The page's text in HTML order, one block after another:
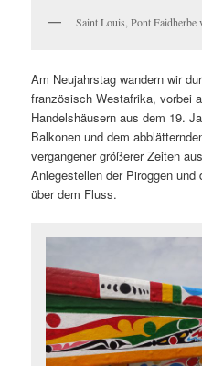
Saint Louis, Pont Faidherbe
Am Neujahrstag wandern wir
französisch Westafrika, vorbei
Handelshäusern aus dem 19.
Balkonen und dem
vergangener größerer Zeiten
Anlegestellen der Piroggen
über dem Fluss.